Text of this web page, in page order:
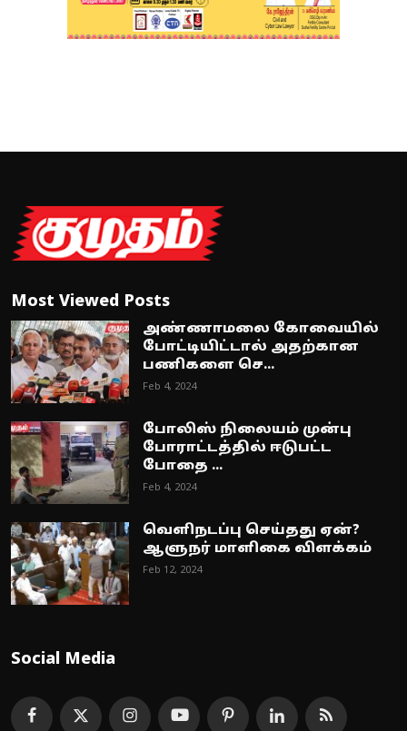
Most Viewed Posts
அண்ணாமலை கோவையில்
போட்டியிட்டால் அதற்கான
பணிகளை செ...
Feb 4, 2024
போலிஸ் நிலையம் முன்பு
போராட்டத்தில் ஈடுபட்ட
போதை ...
Feb 4, 2024
வெளிநடப்பு செய்தது ஏன்?
ஆளுநர் மாளிகை விளக்கம்
Feb 12, 2024
Social Media